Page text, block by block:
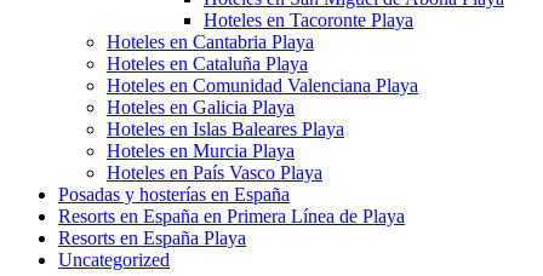
Hoteles en Tacoronte Playa
Hoteles en Cantabria Playa
Hoteles en Cataluña Playa
Hoteles en Comunidad Valenciana Playa
Hoteles en Galicia Playa
Hoteles en Islas Baleares Playa
Hoteles en Murcia Playa
Hoteles en País Vasco Playa
Posadas y hosterías en España
Resorts en España en Primera Línea de Playa
Resorts en España Playa
Uncategorized